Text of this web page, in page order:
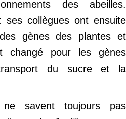
des abeilles.
ses collègues ont ensuite
des gènes des plantes et
changé pour les gènes
du sucre et la
savent toujours pas